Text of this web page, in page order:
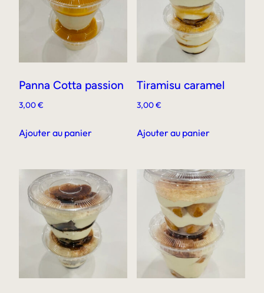
Panna Cotta passion
3,00€
Ajouter au panier
Tiramisu caramel
3,00€
Ajouter au panier